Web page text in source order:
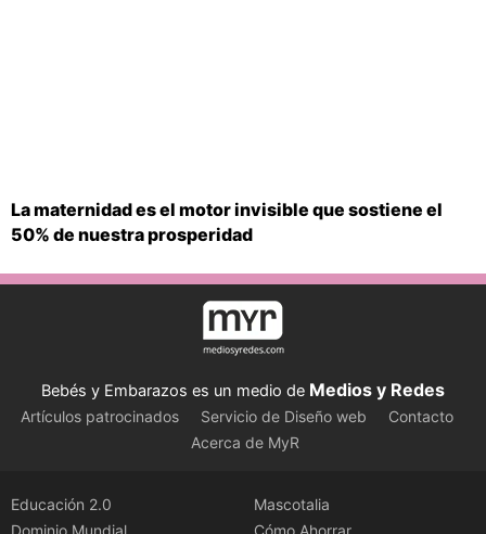
La maternidad es el motor invisible que sostiene el
50% de nuestra prosperidad
Bebés y Embarazos es un medio de Medios y Redes
Artículos patrocinados Servicio de Diseño web
Contacto
Acerca de MyR
Educación 2.0
Dominio Mundial
Mascotalia
Cómo Ahorrar